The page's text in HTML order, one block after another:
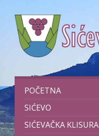
POČETNA
SIĆEVO
SIĆEVAČKA KLISURA